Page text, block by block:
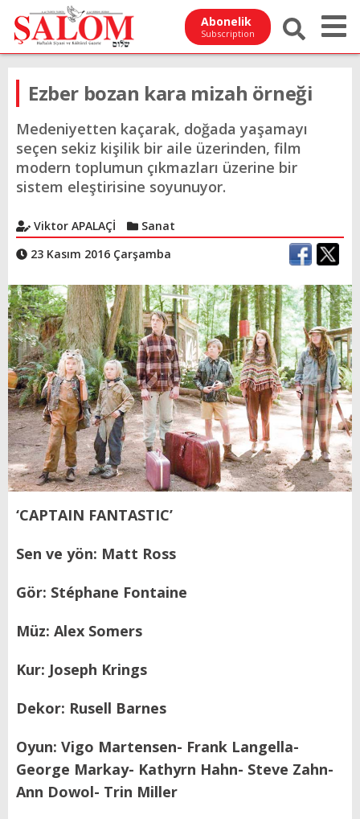
Abonelik
Subscription
Ezber bozan kara mizah örneği
Medeniyetten kaçarak, doğada yaşamayı
seçen sekiz kişilik bir aile üzerinden, film
modern toplumun çıkmazları üzerine bir
sistem eleştirisine soyunuyor.
Viktor APALAÇİ
Sanat
23 Kasım 2016 Çarşamba
‘CAPTAIN FANTASTIC’
Sen ve yön: Matt Ross
Gör: Stéphane Fontaine
Müz: Alex Somers
Kur: Joseph Krings
Dekor: Rusell Barnes
Oyun: Vigo Martensen- Frank Langella-
George Markay- Kathyrn Hahn- Steve Zahn-
Ann Dowol- Trin Miller